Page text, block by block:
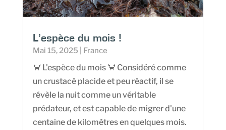
L’espèce du mois !
Mai 15, 2025 France
🦀 L'espèce du mois 🦀 Considéré comme
un crustacé placide et peu réactif, il se
révèle la nuit comme un véritable
prédateur, et est capable de migrer d'une
centaine de kilomètres en quelques mois.